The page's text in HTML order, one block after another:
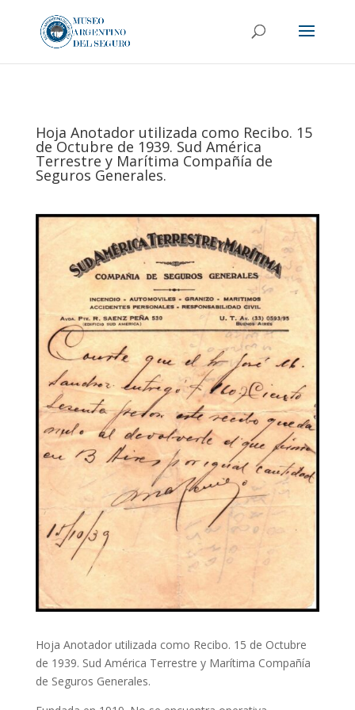
Hoja Anotador utilizada como Recibo. 15
de Octubre de 1939. Sud América
Terrestre y Marítima Compañía de
Seguros Generales.
Hoja Anotador utilizada como Recibo. 15 de Octubre
de 1939. Sud América Terrestre y Marítima Compañía
de Seguros Generales.